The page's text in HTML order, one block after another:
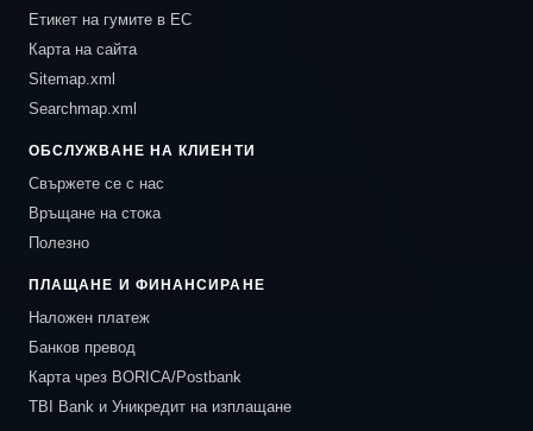
Етикет на гумите в ЕС
Карта на сайта
Sitemap.xml
Searchmap.xml
ОБСЛУЖВАНЕ НА КЛИЕНТИ
Свържете се с нас
Връщане на стока
Полезно
ПЛАЩАНЕ И ФИНАНСИРАНЕ
Наложен платеж
Банков превод
Карта чрез BORICA/Postbank
TBI Bank и Уникредит на изплащане